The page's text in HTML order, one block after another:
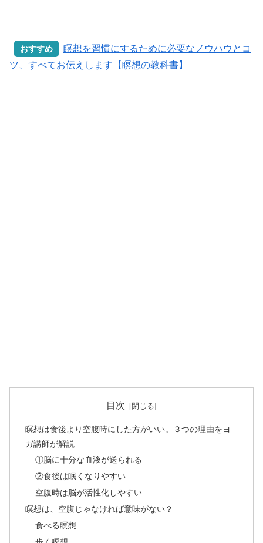
おすすめ
瞑想を習慣にするために必要なノウハウとコ
ツ、すべてお伝えします【瞑想の教科書】
目次
瞑想は食後より空腹時にした方がいい。３つの理由をヨ
ガ講師が解説
①脳に十分な血液が送られる
②食後は眠くなりやすい
空腹時は脳が活性化しやすい
瞑想は、空腹じゃなければ意味がない？
食べる瞑想